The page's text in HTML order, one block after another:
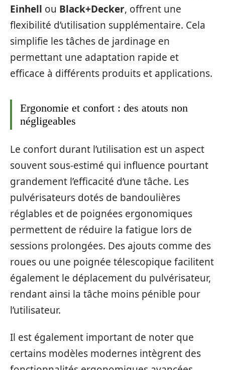
Einhell ou Black+Decker, offrent une
flexibilité d’utilisation supplémentaire. Cela
simplifie les tâches de jardinage en
permettant une adaptation rapide et
efficace à différents produits et applications.
Ergonomie et confort : des atouts non
négligeables
Le confort durant l’utilisation est un aspect
souvent sous-estimé qui influence pourtant
grandement l’efficacité d’une tâche. Les
pulvérisateurs dotés de bandoulières
réglables et de poignées ergonomiques
permettent de réduire la fatigue lors de
sessions prolongées. Des ajouts comme des
roues ou une poignée télescopique facilitent
également le déplacement du pulvérisateur,
rendant ainsi la tâche moins pénible pour
l’utilisateur.
Il est également important de noter que
certains modèles modernes intègrent des